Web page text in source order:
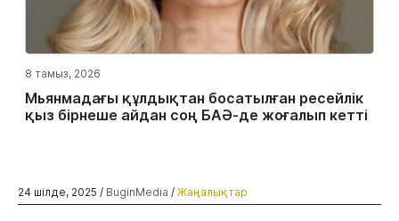
8 тамыз, 2026
Мьянмадағы құлдықтан босатылған ресейлік
қыз бірнеше айдан соң БАӘ-де жоғалып кетті
24 шілде, 2025 / BuginMedia / Жаңалықтар